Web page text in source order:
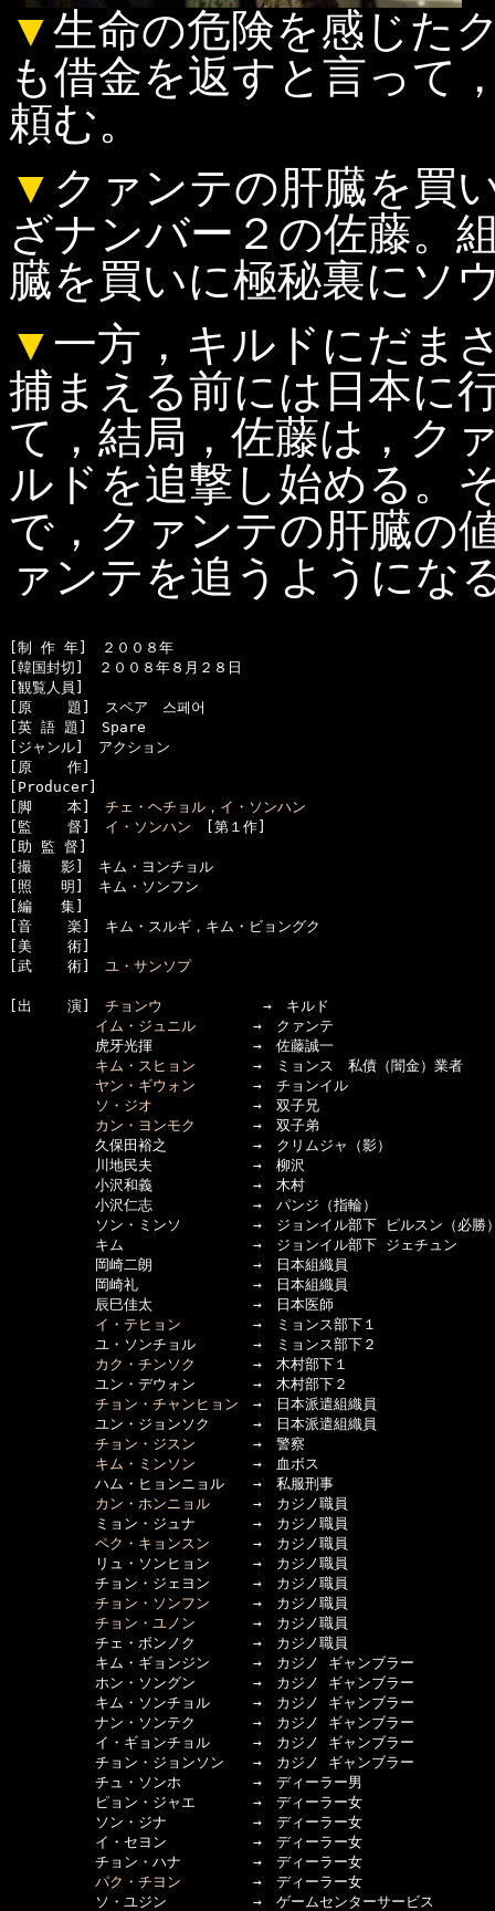
▼生命の危険を感じた
も借金を返すと言って
頼む。
▼ クァンテの肝臓を買
ざナンバー２の佐藤。
臓を買いに極秘裏にソ
▼ 一方，キルドにだま
捕まえる前には日本に
て，結局，佐藤は，ク
ルドを追撃し始める。
で，クァンテの肝臓の
ァンテを追うようにな
[制 作 年]　２００８年
[韓国封切]　２００８年８月２８日
[観覧人員]
[原    題]　スペア　스페어
[英 語 題]　Spare
[ジャンル]　アクション
[原    作]
[Producer]
[脚    本] チェ・ヘチョル ， イ・ソンハン
[監    督] イ・ソンハン [第１作]
[助 監 督]
[撮　　影]　キム・ヨンチョル
[照　　明]　キム・ソンフン
[編　　集]
[音    楽]　キム・スルギ，キム・ビョングク
[美    術]
[武    術] ユ・サンソプ
[出    演] チョンウ
→　キルド
イム・ジュニル →　クァンテ
虎牙光揮　　　　　　　→　佐藤誠一
キム・スヒョン →　ミョンス　私債（闇金）業者
ヤン・ギウォン →　チョンイル
ソ・ジオ →　双子兄
カン・ヨンモク
→　双子弟
久保田裕之　　　　　　→　クリムジャ（影）
川地民夫　　　　　　　→　柳沢
小沢和義　　　　　　　→　木村
小沢仁志　　　　　　　→　パンジ（指輪）
ソン・ミンソ　　　　　→　ジョンイル部下 ピルスン（必勝
キム　　　　　　　　　→　ジョンイル部下 ジェチュン
岡崎二朗　　　　　　　→　日本組織員
岡崎礼　　　　　　　　→　日本組織員
辰巳佳太　　　　　　　→　日本医師
イ・テヒョン →　ミョンス部下１
ユ・ソンチョル　　　　→　ミョンス部下２
カク・チンソク
→　木村部下１
ユン・デウォン　　　　→　木村部下２
チョン・チャンヒョン →　日本派遣組織員
ユン・ジョンソク　　　→　日本派遣組織員
チョン・ジスン →　警察
キム・ミンソン →　血ボス
ハム・ヒョンニョル　　→　私服刑事
カン・ホンニョル →　カジノ職員
ミョン・ジュナ　　　　→　カジノ職員
ペク・キョンスン →　カジノ職員
リュ・ソンヒョン　　　→　カジノ職員
チョン・ジェヨン　　　→　カジノ職員
チョン・ソンフン →　カジノ職員
チョン・ユノン →　カジノ職員
チェ・ボンノク　　　　→　カジノ職員
キム・ギョンジン　　　→　カジノ ギャンブラー
ホン・ソングン　　　　→　カジノ ギャンブラー
キム・ソンチョル　　　→　カジノ ギャンブラー
ナン・ソンテク　　　　→　カジノ ギャンブラー
イ・ギョンチョル　　　→　カジノ ギャンブラー
チョン・ジョンソン　　→　カジノ ギャンブラー
チュ・ソンホ　　　　　→　ディーラー男
ピョン・ジャエ　　　　→　ディーラー女
ソン・ジナ　　　　　　→　ディーラー女
イ・セヨン　　　　　　→　ディーラー女
チョン・ハナ　　　　　→　ディーラー女
パク・チヨン →　ディーラー女
ソ・ユジン　　　　　　→　ゲームセンターサービス